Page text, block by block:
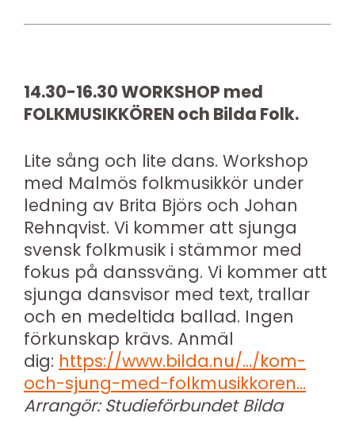
14.30-16.30 WORKSHOP med
FOLKMUSIKKÖREN och Bilda Folk.
Lite sång och lite dans. Workshop
med Malmös folkmusikkör under
ledning av Brita Björs och Johan
Rehnqvist. Vi kommer att sjunga
svensk folkmusik i stämmor med
fokus på danssväng. Vi kommer att
sjunga dansvisor med text, trallar
och en medeltida ballad. Ingen
förkunskap krävs. Anmäl
dig: https://www.bilda.nu/…/kom-
och-sjung-med-folkmusikkoren…
Arrangör: Studieförbundet Bilda